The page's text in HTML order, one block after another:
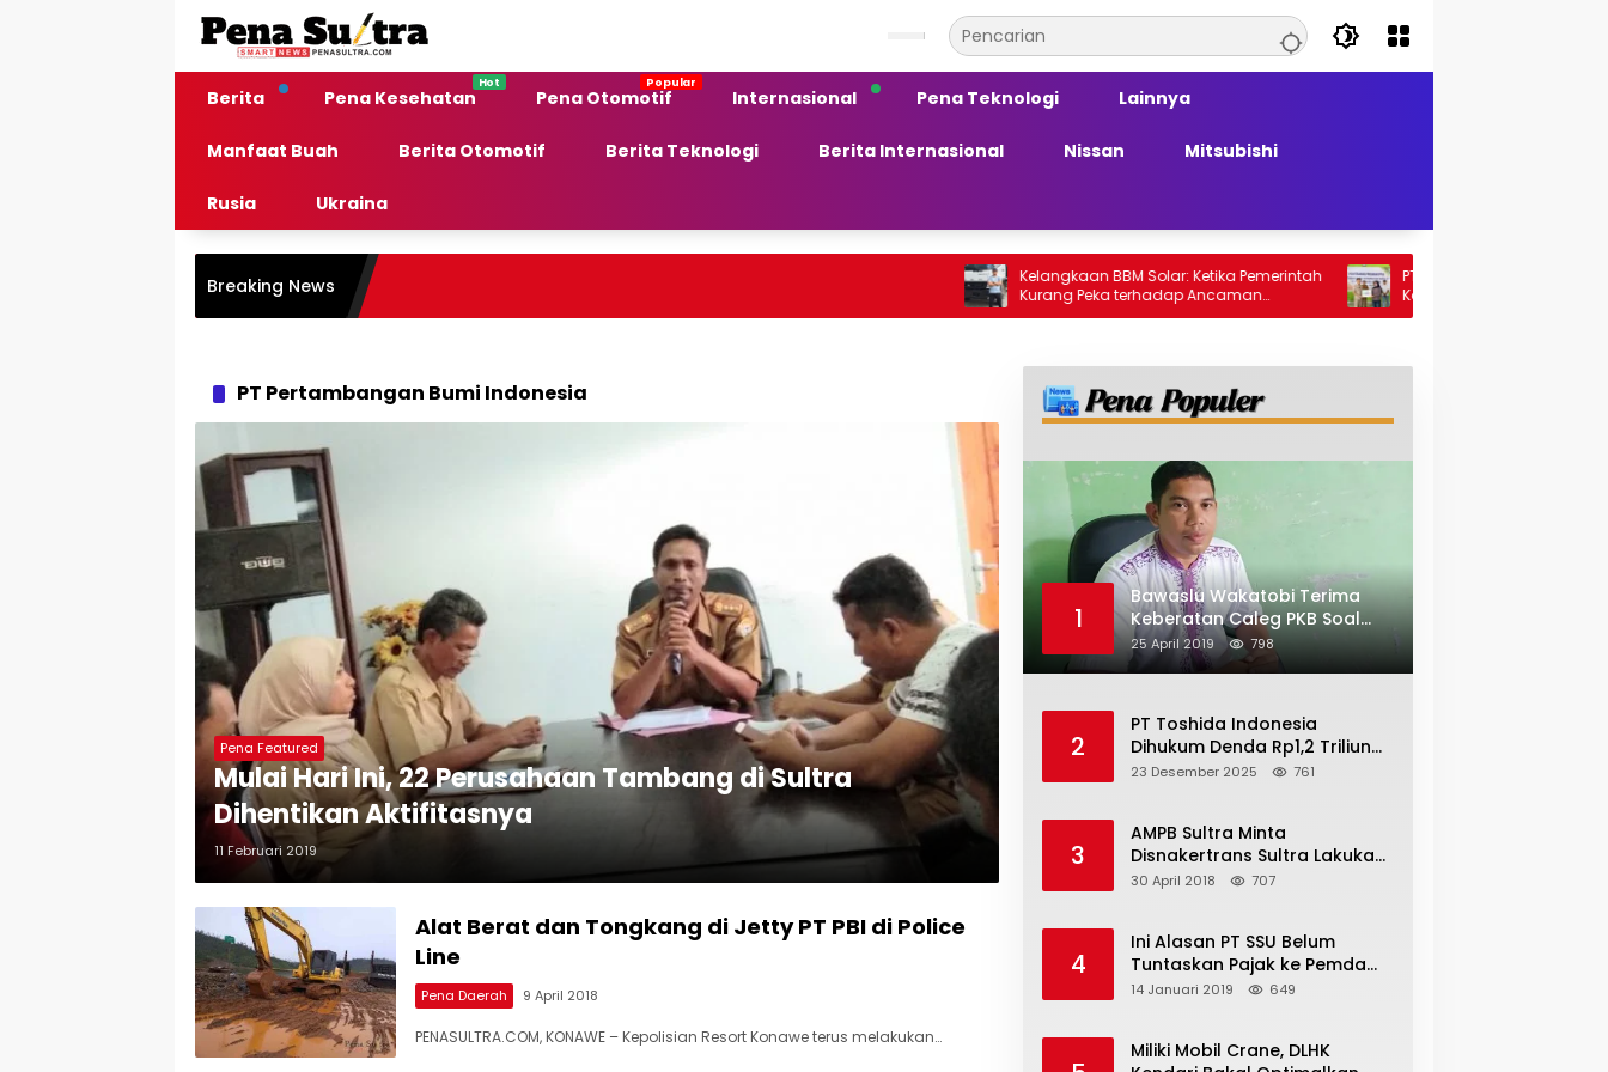
Berita
Pena Kesehatan Pena Otomotif Internasional Pena Teknologi Lainnya
Manfaat Buah Berita Otomotif Berita Teknologi Berita Internasional Nissan Mitsubishi
Rusia Ukraina
Breaking News
Kelangkaan BBM Solar: Ketika Pemerintah
Kurang Peka terhadap Ancaman
Ekonomi Daerah
PT Generasi Agung Perkasa Buktikan
Komitmen Sosial, Salurkan PPM
Juta untuk Masyarakat Lingkar
PT Pertambangan Bumi Indonesia
Pena Featured
Mulai Hari Ini, 22 Perusahaan Tambang di Sultra
Dihentikan Aktifitasnya
11 Februari 2019
Alat Berat dan Tongkang di Jetty PT PBI di Police
Line
Pena Daerah 9 April 2018
PENASULTRA.COM, KONAWE – Kepolisian Resort Konawe terus melakukan…
1
Bawaslu Wakatobi Terima
Keberatan Caleg PKB Soal
Penggelembungan Suara
25 April 2019 798
2
PT Toshida Indonesia
Dihukum Denda Rp1,2 Triliun
atas Aktivitas Tambang
23 Desember 2025 761
3
AMPB Sultra Minta
Disnakertrans Sultra Lakukan
Sweeping TKA
30 April 2018 707
4
Ini Alasan PT SSU Belum
Tuntaskan Pajak ke Pemda
Bombana Sebesar Rp8 Miliar
14 Januari 2019 649
Miliki Mobil Crane, DLHK